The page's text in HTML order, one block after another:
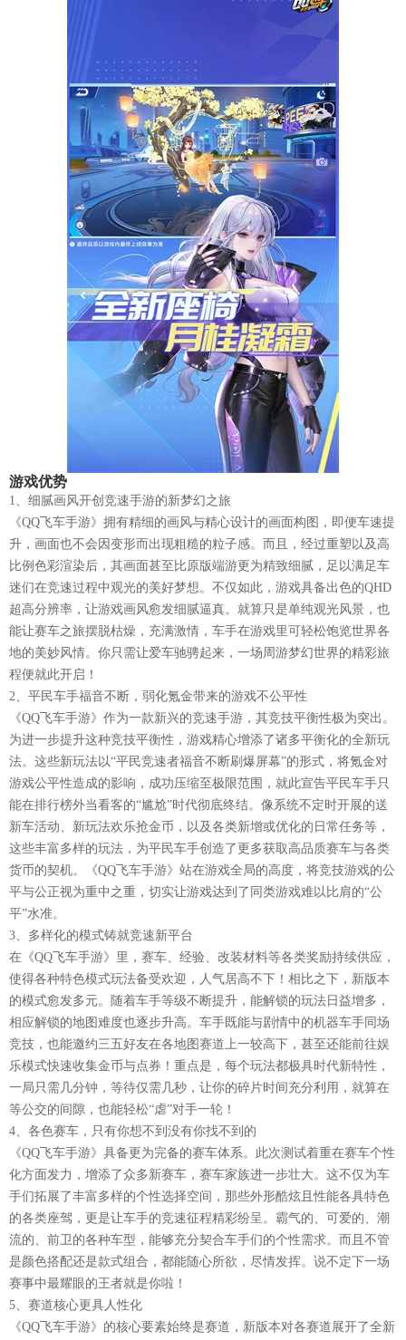
游戏优势
1、细腻画风开创竞速手游的新梦幻之旅
《QQ飞车手游》拥有精细的画风与精心设计的画面构图，即便车速提
升，画面也不会因变形而出现粗糙的粒子感。而且，经过重塑以及高
比例色彩渲染后，其画面甚至比原版端游更为精致细腻，足以满足车
迷们在竞速过程中观光的美好梦想。不仅如此，游戏具备出色的QHD
超高分辨率，让游戏画风愈发细腻逼真。就算只是单纯观光风景，也
能让赛车之旅摆脱枯燥，充满激情，车手在游戏里可轻松饱览世界各
地的美妙风情。你只需让爱车驰骋起来，一场周游梦幻世界的精彩旅
程便就此开启！
2、平民车手福音不断，弱化氪金带来的游戏不公平性
《QQ飞车手游》作为一款新兴的竞速手游，其竞技平衡性极为突出。
为进一步提升这种竞技平衡性，游戏精心增添了诸多平衡化的全新玩
法。这些新玩法以“平民竞速者福音不断刷爆屏幕”的形式，将氪金对
游戏公平性造成的影响，成功压缩至极限范围，就此宣告平民车手只
能在排行榜外当看客的“尴尬”时代彻底终结。像系统不定时开展的送
新车活动、新玩法欢乐抢金币，以及各类新增或优化的日常任务等，
这些丰富多样的玩法，为平民车手创造了更多获取高品质赛车与各类
货币的契机。《QQ飞车手游》站在游戏全局的高度，将竞技游戏的公
平与公正视为重中之重，切实让游戏达到了同类游戏难以比肩的“公
平”水准。
3、多样化的模式铸就竞速新平台
在《QQ飞车手游》里，赛车、经验、改装材料等各类奖励持续供应，
使得各种特色模式玩法备受欢迎，人气居高不下！相比之下，新版本
的模式愈发多元。随着车手等级不断提升，能解锁的玩法日益增多，
相应解锁的地图难度也逐步升高。车手既能与剧情中的机器车手同场
竞技，也能邀约三五好友在各地图赛道上一较高下，甚至还能前往娱
乐模式快速收集金币与点券！重点是，每个玩法都极具时代新特性，
一局只需几分钟，等待仅需几秒，让你的碎片时间充分利用，就算在
等公交的间隙，也能轻松“虐”对手一轮！
4、各色赛车，只有你想不到没有你找不到的
《QQ飞车手游》具备更为完备的赛车体系。此次测试着重在赛车个性
化方面发力，增添了众多新赛车，赛车家族进一步壮大。这不仅为车
手们拓展了丰富多样的个性选择空间，那些外形酷炫且性能各具特色
的各类座驾，更是让车手的竞速征程精彩纷呈。霸气的、可爱的、潮
流的、前卫的各种车型，能够充分契合车手们的个性需求。而且不管
是颜色搭配还是款式组合，都能随心所欲，尽情发挥。说不定下一场
赛事中最耀眼的王者就是你啦！
5、赛道核心更具人性化
《QQ飞车手游》的核心要素始终是赛道，新版本对各赛道展开了全新